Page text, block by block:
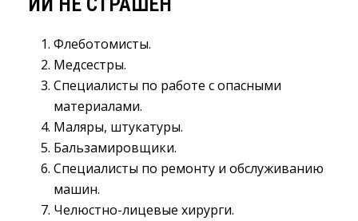
Флеботомисты.
Медсестры.
Специалисты по работе с опасными
материалами.
Маляры, штукатуры.
Бальзамировщики.
Специалисты по ремонту и обслуживанию
машин.
Челюстно-лицевые хирурги.